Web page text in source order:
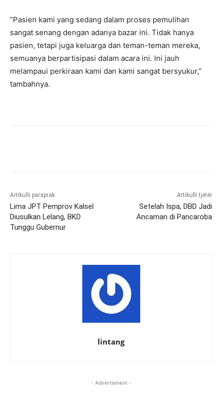
“Pasien kami yang sedang dalam proses pemulihan
sangat senang dengan adanya bazar ini. Tidak hanya
pasien, tetapi juga keluarga dan teman-teman mereka,
semuanya berpartisipasi dalam acara ini. Ini jauh
melampaui perkiraan kami dan kami sangat bersyukur,”
tambahnya.
Artikulli paraprak
Lima JPT Pemprov Kalsel
Diusulkan Lelang, BKD
Tunggu Gubernur
Artikulli tjetër
Setelah Ispa, DBD Jadi
Ancaman di Pancaroba
lintang
- Advertisment -